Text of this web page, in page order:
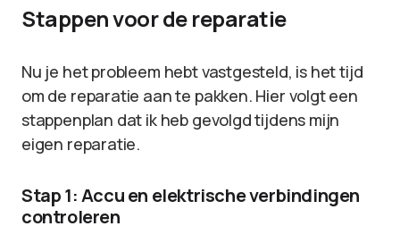
Stappen voor de reparatie
Nu je het probleem hebt vastgesteld, is het tijd
om de reparatie aan te pakken. Hier volgt een
stappenplan dat ik heb gevolgd tijdens mijn
eigen reparatie.
Stap 1: Accu en elektrische verbindingen
controleren